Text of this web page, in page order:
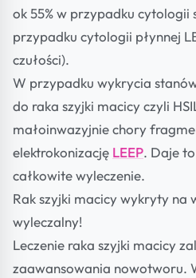
ok 55% w przypadku cytologii
przypadku cytologii płynnej
czułości).
W przypadku wykrycia
do raka szyjki macicy czyli
małoinwazyjnie chory
elektrokonizację LEEP. Daje
całkowite wyleczenie.
Rak szyjki macicy wykryty na
wyleczalny!
Leczenie raka szyjki macicy
zaawansowania nowotworu.